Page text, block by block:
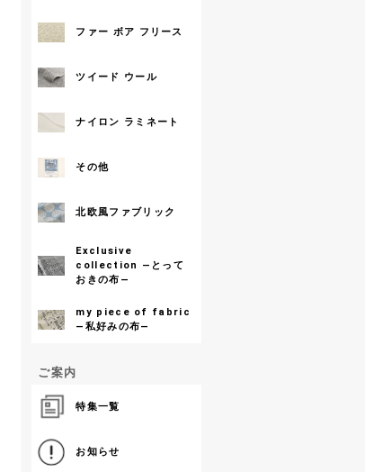
ファー ボア フリース
ツイード ウール
ナイロン ラミネート
その他
北欧風ファブリック
Exclusive
collection ―とって
おきの布―
my piece of fabric
―私好みの布―
ご案内
特集一覧
お知らせ